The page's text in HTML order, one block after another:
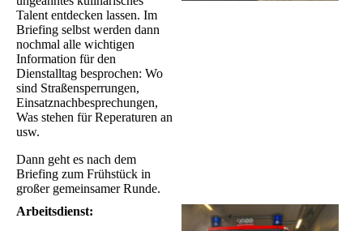
Talent entdecken lassen. Im
Briefing selbst werden dann
nochmal alle wichtigen
Information für den
Dienstalltag besprochen: Wo
sind Straßensperrungen,
Einsatznachbesprechungen,
Was stehen für Reperaturen an
usw.
Dann geht es nach dem
Briefing zum Frühstück in
großer gemeinsamer Runde.
Arbeitsdienst: